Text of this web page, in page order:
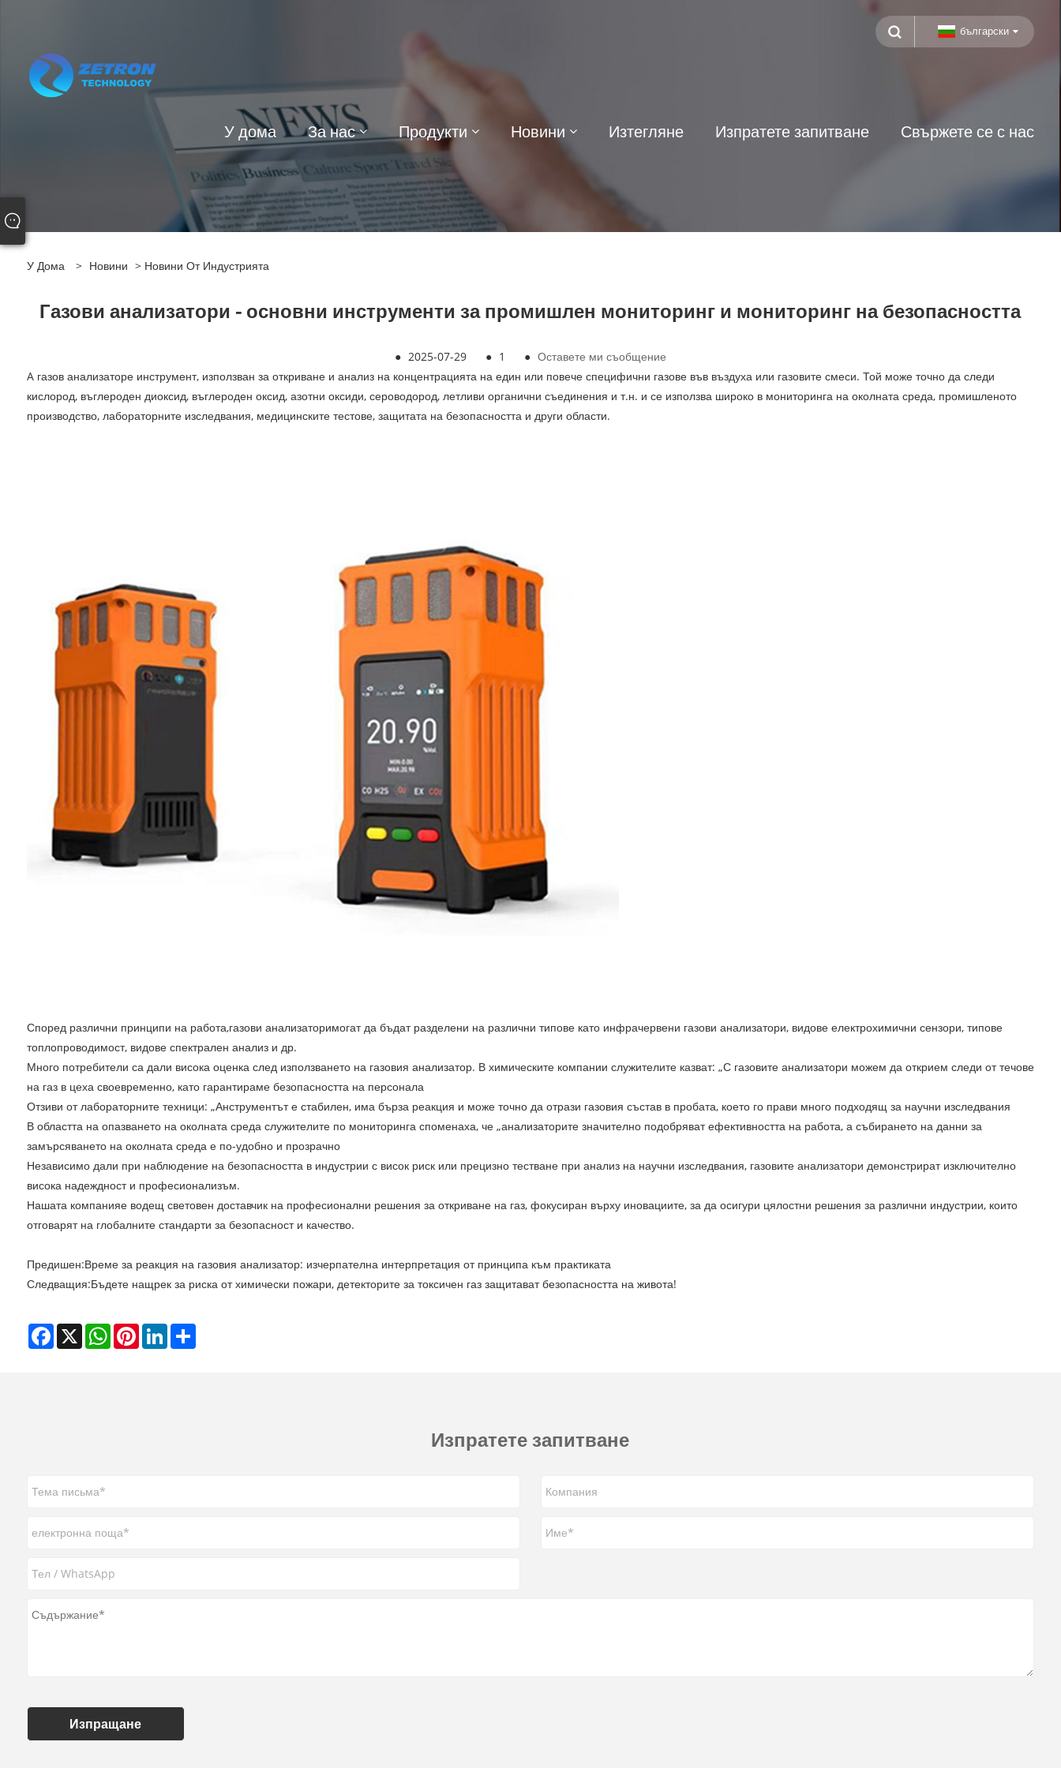
български
У дома За нас Продукти Новини Изтегляне Изпратете запитване Свържете се с нас
У Дома > Новини > Новини От Индустрията
Газови анализатори - основни инструменти за промишлен мониторинг и мониторинг на безопасността
● 2025-07-29 ● 1 ● Оставете ми съобщение
A газов анализаторе инструмент, използван за откриване и анализ на концентрацията на един или повече специфични газове във въздуха или газовите смеси. Той може точно да следи
кислород, въглероден диоксид, въглероден оксид, азотни оксиди, сероводород, летливи органични съединения и т.н. и се използва широко в мониторинга на околната среда, промишленото
производство, лабораторните изследвания, медицинските тестове, защитата на безопасността и други области.
Според различни принципи на работа,газови анализаторимогат да бъдат разделени на различни типове като инфрачервени газови анализатори, видове електрохимични сензори, типове
топлопроводимост, видове спектрален анализ и др.
Много потребители са дали висока оценка след използването на газовия анализатор. В химическите компании служителите казват: „С газовите анализатори можем да открием следи от течове
на газ в цеха своевременно, като гарантираме безопасността на персонала
Отзиви от лабораторните техници: „Анструментът е стабилен, има бърза реакция и може точно да отрази газовия състав в пробата, което го прави много подходящ за научни изследвания
В областта на опазването на околната среда служителите по мониторинга споменаха, че „анализаторите значително подобряват ефективността на работа, а събирането на данни за
замърсяването на околната среда е по-удобно и прозрачно
Независимо дали при наблюдение на безопасността в индустрии с висок риск или прецизно тестване при анализ на научни изследвания, газовите анализатори демонстрират изключително
висока надеждност и професионализъм.
Нашата компанияе водещ световен доставчик на професионални решения за откриване на газ, фокусиран върху иновациите, за да осигури цялостни решения за различни индустрии, които
отговарят на глобалните стандарти за безопасност и качество.
Предишен:Време за реакция на газовия анализатор: изчерпателна интерпретация от принципа към практиката
Следващия:Бъдете нащрек за риска от химически пожари, детекторите за токсичен газ защитават безопасността на живота!
Facebook
X WhatsAppPinterestLinkedInShare
Изпратете запитване
Изпращане